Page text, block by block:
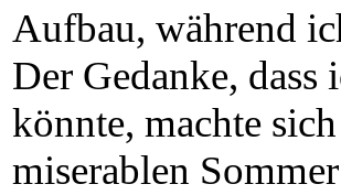
Aufbau, während
Der Gedanke,
könnte, machte
miserablen